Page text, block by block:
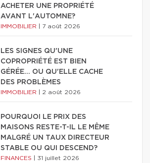
ACHETER UNE PROPRIÉTÉ
AVANT L'AUTOMNE?
IMMOBILIER 7 août 2026
LES SIGNES QU'UNE
COPROPRIÉTÉ EST BIEN
GÉRÉE… OU QU'ELLE CACHE
DES PROBLÈMES
IMMOBILIER 2 août 2026
POURQUOI LE PRIX DES
MAISONS RESTE-T-IL LE MÊME
MALGRÉ UN TAUX DIRECTEUR
STABLE OU QUI DESCEND?
FINANCES 31 juillet 2026